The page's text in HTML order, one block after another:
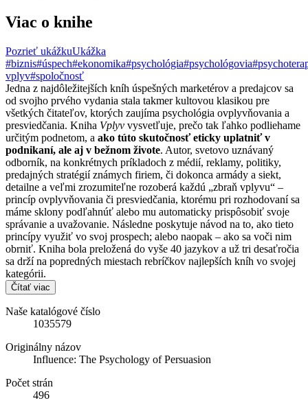
Viac o knihe
Pozrieť ukážkuUkážka
#biznis#úspech#ekonomika#psychológia#psychológovia
vplyv#spoločnosť
Jedna z najdôležitejších kníh úspešných marketérov a predajcov sa
od svojho prvého vydania stala takmer kultovou klasikou pre
všetkých čitateľov, ktorých zaujíma psychológia ovplyvňovania a
presviedčania. Kniha Vplyv vysvetľuje, prečo tak ľahko podliehame
určitým podnetom, a ako túto skutočnosť eticky uplatniť v
podnikaní, ale aj v bežnom živote. Autor, svetovo uznávaný
odborník, na konkrétnych príkladoch z médií, reklamy, politiky,
predajných stratégií známych firiem, či dokonca armády a siekt,
detailne a veľmi zrozumiteľne rozoberá každú „zbraň vplyvu“ –
princíp ovplyvňovania či presviedčania, ktorému pri rozhodovaní sa
máme sklony podľahnúť alebo mu automaticky prispôsobiť svoje
správanie a uvažovanie. Následne poskytuje návod na to, ako tieto
princípy využiť vo svoj prospech; alebo naopak – ako sa voči nim
obrniť. Kniha bola preložená do vyše 40 jazykov a už tri desaťročia
sa drží na popredných miestach rebríčkov najlepších kníh vo svojej
kategórii.
Čítať viac
Naše katalógové číslo
1035579
Originálny názov
Influence: The Psychology of Persuasion
Počet strán
496